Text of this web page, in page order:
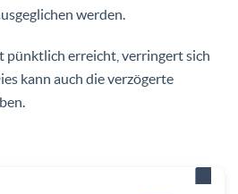
werden.
pünktlich erreicht, verringert sich
kann auch die verzögerte